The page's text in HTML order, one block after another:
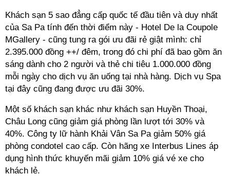
Khách sạn 5 sao đẳng cấp quốc tế đầu tiên và duy nhất
của Sa Pa tính đến thời điểm này - Hotel De la Coupole
MGallery - cũng tung ra gói ưu đãi rẻ giật mình: chỉ
2.395.000 đồng ++/ đêm, trong đó chi phí đã bao gồm ăn
sáng dành cho 2 người và thẻ chi tiêu 1.000.000 đồng
mỗi ngày cho dịch vụ ăn uống tại nhà hàng. Dịch vụ Spa
tại đây cũng đang được ưu đãi 30%.
Một số khách sạn khác như khách sạn Huyền Thoại,
Châu Long cũng giảm giá phòng lần lượt tới 30% và
40%. Công ty lữ hành Khải Vân Sa Pa giảm 50% giá
phòng condotel cao cấp. Còn hãng xe Interbus Lines áp
dụng hình thức khuyến mãi giảm 10% giá vé xe cho
khách lẻ.